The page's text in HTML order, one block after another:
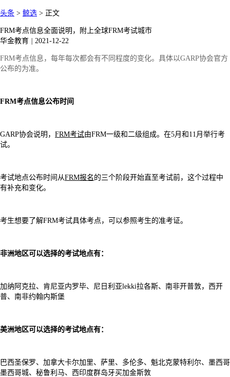
头条 > 鲸选 > 正文
FRM考点信息全面说明，附上全球FRM考试城市
华金教育
2021-12-22
FRM考点信息，每年每次都会有不同程度的变化。具体以GARP协会官方
公布的为准。
FRM考点信息公布时间
GARP协会说明， FRM考试由FRM一级和二级组成。在5月和11月举行考
试。
考试地点公布时间从FRM报名 的三个阶段开始直至考试前，这个过程中
有补充和变化。
考生想要了解FRM考试具体考点，可以参照考生的准考证。
非洲地区可以选择的考试地点有：
加纳阿克拉、肯尼亚内罗毕、尼日利亚lekki拉各斯、南非开普敦，西开
普、南非约翰内斯堡
美洲地区可以选择的考试地点有：
巴西圣保罗、加拿大卡尔加里、萨里、多伦多、魁北克蒙特利尔、墨西哥
墨西哥城、秘鲁利马、西印度群岛牙买加金斯敦